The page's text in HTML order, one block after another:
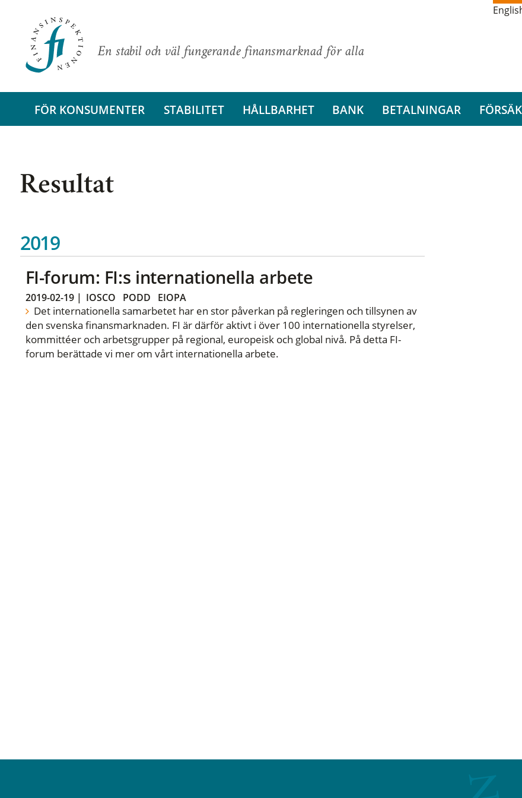
En stabil och väl fungerande finansmarknad för alla
FÖR KONSUMENTER STABILITET HÅLLBARHET BANK BETALNINGAR
Resultat
2019
FI-forum: FI:s internationella arbete
2019-02-19| IOSCO PODD EIOPA
Det internationella samarbetet har en stor påverkan på regleringen och tillsynen av
den svenska finansmarknaden. FI är därför aktivt i över 100 internationella styrelser,
kommittéer och arbetsgrupper på regional, europeisk och global nivå. På detta FI-
forum berättade vi mer om vårt internationella arbete.